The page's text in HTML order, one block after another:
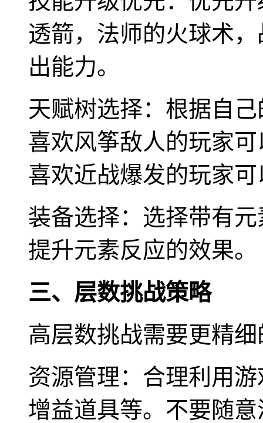
透箭，法师的火球术
出能力。
天赋树选择：根据自
喜欢风筝敌人的玩家
喜欢近战爆发的玩家
装备选择：选择带有
提升元素反应的效果。
三、层数挑战策略
高层数挑战需要更精
资源管理：合理利用
增益道具等。不要随